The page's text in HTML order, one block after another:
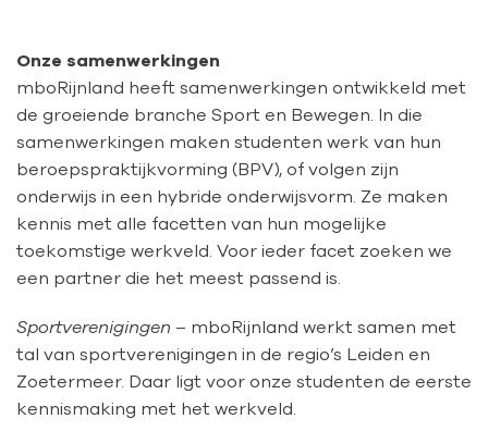
Onze samenwerkingen
mboRijnland heeft samenwerkingen ontwikkeld met
de groeiende branche Sport en Bewegen. In die
samenwerkingen maken studenten werk van hun
beroepspraktijkvorming (BPV), of volgen zijn
onderwijs in een hybride onderwijsvorm. Ze maken
kennis met alle facetten van hun mogelijke
toekomstige werkveld. Voor ieder facet zoeken we
een partner die het meest passend is.
Sportverenigingen – mboRijnland werkt samen met
tal van sportverenigingen in de regio’s Leiden en
Zoetermeer. Daar ligt voor onze studenten de eerste
kennismaking met het werkveld.